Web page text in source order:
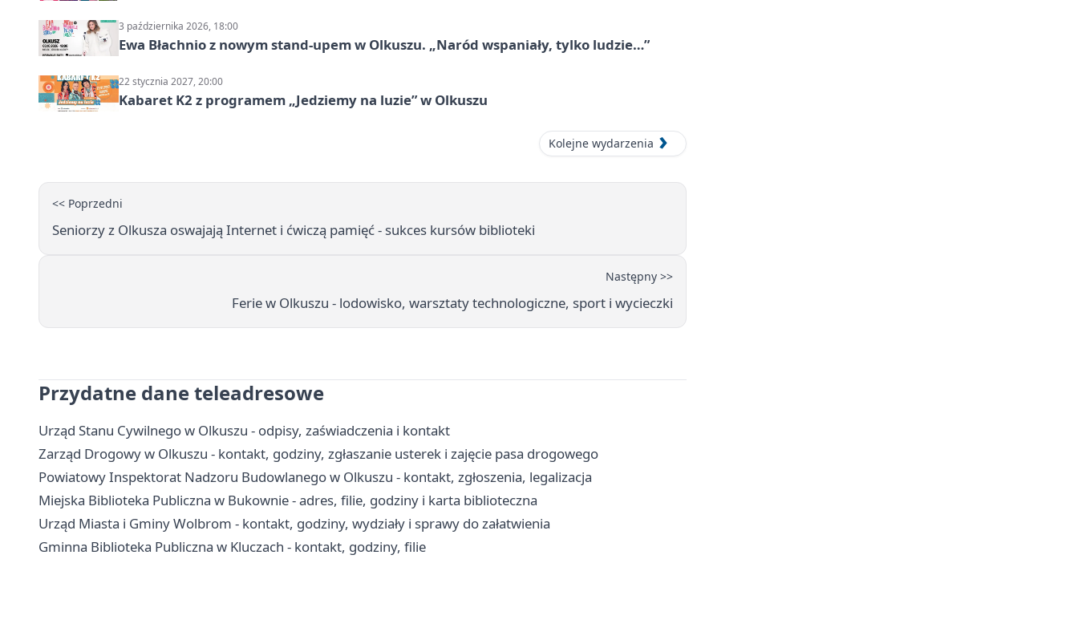
3 października 2026, 18:00
Ewa Błachnio z nowym stand-upem w Olkuszu. „Naród wspaniały, tylko ludzie…”
22 stycznia 2027, 20:00
Kabaret K2 z programem „Jedziemy na luzie” w Olkuszu
Kolejne wydarzenia
<< Poprzedni
Seniorzy z Olkusza oswajają Internet i ćwiczą pamięć - sukces kursów biblioteki
Następny >>
Ferie w Olkuszu - lodowisko, warsztaty technologiczne, sport i wycieczki
Przydatne dane teleadresowe
Urząd Stanu Cywilnego w Olkuszu - odpisy, zaświadczenia i kontakt
Zarząd Drogowy w Olkuszu - kontakt, godziny, zgłaszanie usterek i zajęcie pasa drogowego
Powiatowy Inspektorat Nadzoru Budowlanego w Olkuszu - kontakt, zgłoszenia, legalizacja
Miejska Biblioteka Publiczna w Bukownie - adres, filie, godziny i karta biblioteczna
Urząd Miasta i Gminy Wolbrom - kontakt, godziny, wydziały i sprawy do załatwienia
Gminna Biblioteka Publiczna w Kluczach - kontakt, godziny, filie